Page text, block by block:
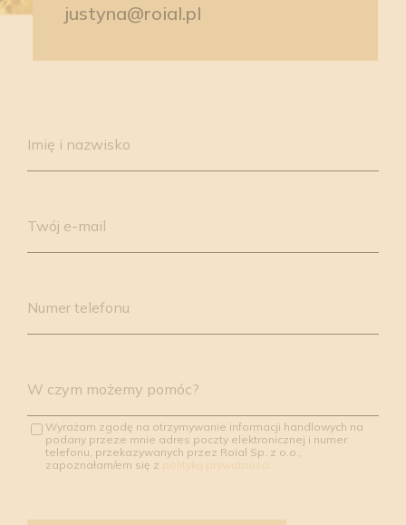
justyna@roial.pl
this
field
Imię i nazwisko
Twój e-mail
Numer telefonu
W czym możemy pomóc?
Wyrażam zgodę na otrzymywanie informacji handlowych na
podany przeze mnie adres poczty elektronicznej i numer
telefonu, przekazywanych przez Roial Sp. z o.o.,
zapoznałam/em się z polityką prywatności.